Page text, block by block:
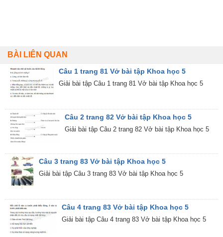
BÀI LIÊN QUAN
Câu 1 trang 81 Vở bài tập Khoa học 5
Giải bài tập Câu 1 trang 81 Vở bài tập Khoa học 5
Câu 2 trang 82 Vở bài tập Khoa học 5
Giải bài tập Câu 2 trang 82 Vở bài tập Khoa học 5
Câu 3 trang 83 Vở bài tập Khoa học 5
Giải bài tập Câu 3 trang 83 Vở bài tập Khoa học 5
Câu 4 trang 83 Vở bài tập Khoa học 5
Giải bài tập Câu 4 trang 83 Vở bài tập Khoa học 5